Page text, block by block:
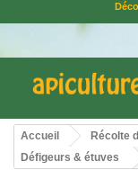
Accueil Récolte
Défigeurs & étuves